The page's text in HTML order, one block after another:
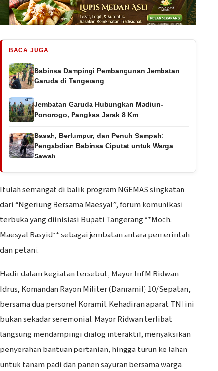
BACA JUGA
Babinsa Dampingi Pembangunan Jembatan
Garuda di Tangerang
Jembatan Garuda Hubungkan Madiun-
Ponorogo, Pangkas Jarak 8 Km
Basah, Berlumpur, dan Penuh Sampah:
Pengabdian Babinsa Ciputat untuk Warga
Sawah
‎Itulah semangat di balik program NGEMAS singkatan
dari “Ngeriung Bersama Maesyal”, forum komunikasi
terbuka yang diinisiasi Bupati Tangerang **Moch.
Maesyal Rasyid** sebagai jembatan antara pemerintah
dan petani.
Hadir dalam kegiatan tersebut, Mayor Inf M Ridwan
Idrus, Komandan Rayon Militer (Danramil) 10/Sepatan,
bersama dua personel Koramil. Kehadiran aparat TNI ini
bukan sekadar seremonial. Mayor Ridwan terlibat
langsung mendampingi dialog interaktif, menyaksikan
penyerahan bantuan pertanian, hingga turun ke lahan
untuk tanam padi dan panen sayuran bersama warga.